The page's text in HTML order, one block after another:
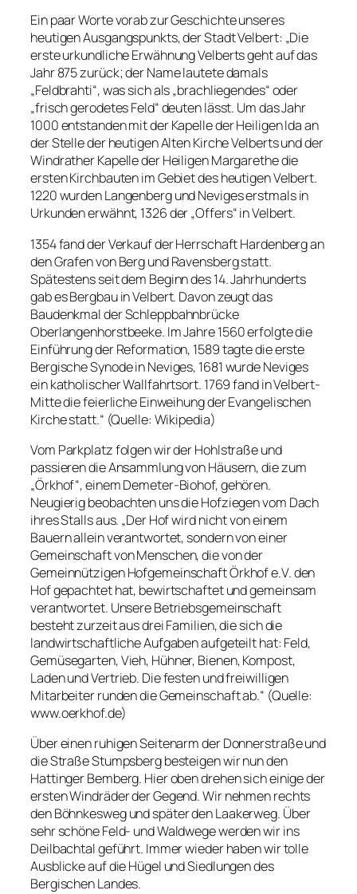
Ein paar Worte vorab zur Geschichte unseres
heutigen Ausgangspunkts, der Stadt Velbert: „Die
erste urkundliche Erwähnung Velberts geht auf das
Jahr 875 zurück; der Name lautete damals
„Feldbrahti“, was sich als „brachliegendes“ oder
„frisch gerodetes Feld“ deuten lässt. Um das Jahr
1000 entstanden mit der Kapelle der Heiligen Ida an
der Stelle der heutigen Alten Kirche Velberts und der
Windrather Kapelle der Heiligen Margarethe die
ersten Kirchbauten im Gebiet des heutigen Velbert.
1220 wurden Langenberg und Neviges erstmals in
Urkunden erwähnt, 1326 der „Offers“ in Velbert.
1354 fand der Verkauf der Herrschaft Hardenberg an
den Grafen von Berg und Ravensberg statt.
Spätestens seit dem Beginn des 14. Jahrhunderts
gab es Bergbau in Velbert. Davon zeugt das
Baudenkmal der Schleppbahnbrücke
Oberlangenhorstbeeke. Im Jahre 1560 erfolgte die
Einführung der Reformation, 1589 tagte die erste
Bergische Synode in Neviges, 1681 wurde Neviges
ein katholischer Wallfahrtsort. 1769 fand in Velbert-
Mitte die feierliche Einweihung der Evangelischen
Kirche statt.“ (Quelle: Wikipedia)
Vom Parkplatz folgen wir der Hohlstraße und
passieren die Ansammlung von Häusern, die zum
„Örkhof“, einem Demeter-Biohof, gehören.
Neugierig beobachten uns die Hofziegen vom Dach
ihres Stalls aus. „Der Hof wird nicht von einem
Bauern allein verantwortet, sondern von einer
Gemeinschaft von Menschen, die von der
Gemeinnützigen Hofgemeinschaft Örkhof e.V. den
Hof gepachtet hat, bewirtschaftet und gemeinsam
verantwortet. Unsere Betriebsgemeinschaft
besteht zurzeit aus drei Familien, die sich die
landwirtschaftliche Aufgaben aufgeteilt hat: Feld,
Gemüsegarten, Vieh, Hühner, Bienen, Kompost,
Laden und Vertrieb. Die festen und freiwilligen
Mitarbeiter runden die Gemeinschaft ab.“ (Quelle:
www.oerkhof.de)
Über einen ruhigen Seitenarm der Donnerstraße und
die Straße Stumpsberg besteigen wir nun den
Hattinger Bemberg. Hier oben drehen sich einige der
ersten Windräder der Gegend. Wir nehmen rechts
den Böhnkesweg und später den Laakerweg. Über
sehr schöne Feld- und Waldwege werden wir ins
Deilbachtal geführt. Immer wieder haben wir tolle
Ausblicke auf die Hügel und Siedlungen des
Bergischen Landes.